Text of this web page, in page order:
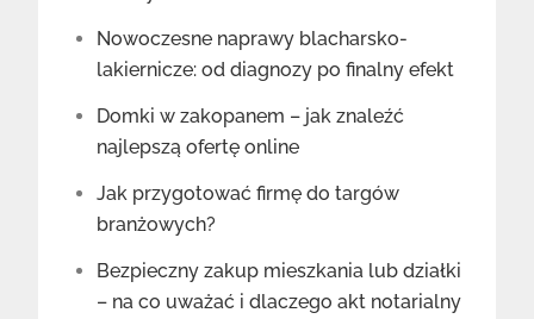
Nowoczesne naprawy blacharsko-
lakiernicze: od diagnozy po finalny efekt
Domki w zakopanem – jak znaleźć
najlepszą ofertę online
Jak przygotować firmę do targów
branżowych?
Bezpieczny zakup mieszkania lub działki
– na co uważać i dlaczego akt notarialny